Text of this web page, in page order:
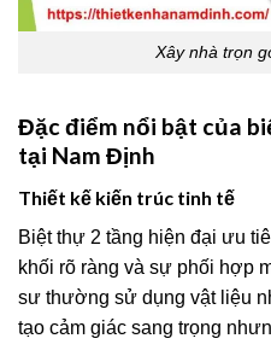
Xây nhà trọn
Đặc điểm nổi bật của
tại Nam Định
Thiết kế kiến trúc tinh tế
Biệt thự 2 tầng hiện đại ưu
khối rõ ràng và sự phối hợp
sư thường sử dụng vật liệu
tạo cảm giác sang trọng